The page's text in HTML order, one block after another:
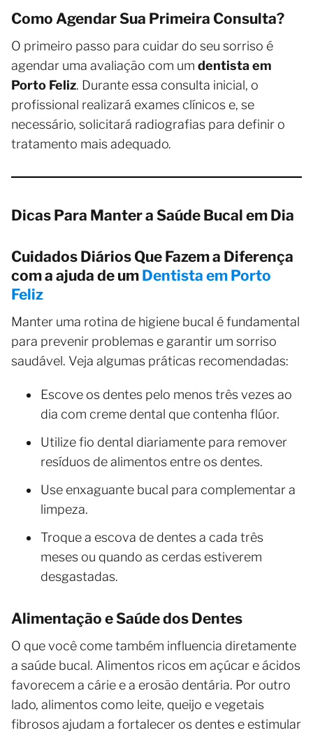
Como Agendar Sua Primeira Consulta?
O primeiro passo para cuidar do seu sorriso é
agendar uma avaliação com um dentista em
Porto Feliz. Durante essa consulta inicial, o
profissional realizará exames clínicos e, se
necessário, solicitará radiografias para definir o
tratamento mais adequado.
Dicas Para Manter a Saúde Bucal em Dia
Cuidados Diários Que Fazem a Diferença
com a ajuda de um Dentista em Porto
Feliz
Manter uma rotina de higiene bucal é fundamental
para prevenir problemas e garantir um sorriso
saudável. Veja algumas práticas recomendadas:
Escove os dentes pelo menos três vezes ao
dia com creme dental que contenha flúor.
Utilize fio dental diariamente para remover
resíduos de alimentos entre os dentes.
Use enxaguante bucal para complementar a
limpeza.
Troque a escova de dentes a cada três
meses ou quando as cerdas estiverem
desgastadas.
Alimentação e Saúde dos Dentes
O que você come também influencia diretamente
a saúde bucal. Alimentos ricos em açúcar e ácidos
favorecem a cárie e a erosão dentária. Por outro
lado, alimentos como leite, queijo e vegetais
fibrosos ajudam a fortalecer os dentes e estimular